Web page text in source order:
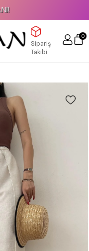
Sipariş
Takibi
0